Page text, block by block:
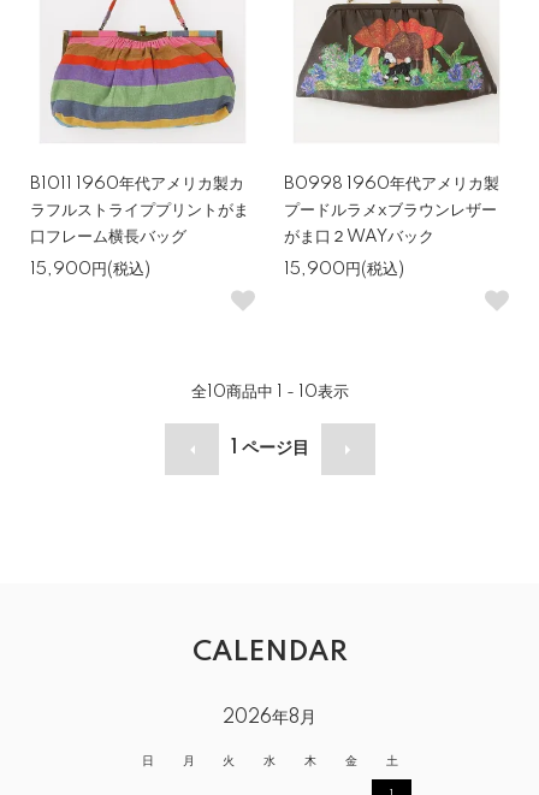
B1011 1960年代アメリカ製カ
ラフルストライププリントがま
口フレーム横長バッグ
15,900円(税込)
B0998 1960年代アメリカ製
プードルラメxブラウンレザー
がま口２WAYバック
15,900円(税込)
全10商品中 1 - 10表示
ページ目
CALENDAR
2026年8月
日 月 火 水 木 金 土